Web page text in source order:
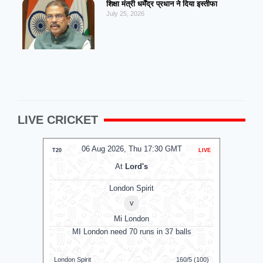
शिक्षा मंत्री धर्मेंद्र प्रधान ने दिया इस्तीफा
July 25, 2026
LIVE CRICKET
06 Aug 2026, Thu 17:30 GMT
T20 LIVE
At Lord's
London Spirit
v
Mi London
MI London need 70 runs in 37 balls
London Spirit
160/5 (100)